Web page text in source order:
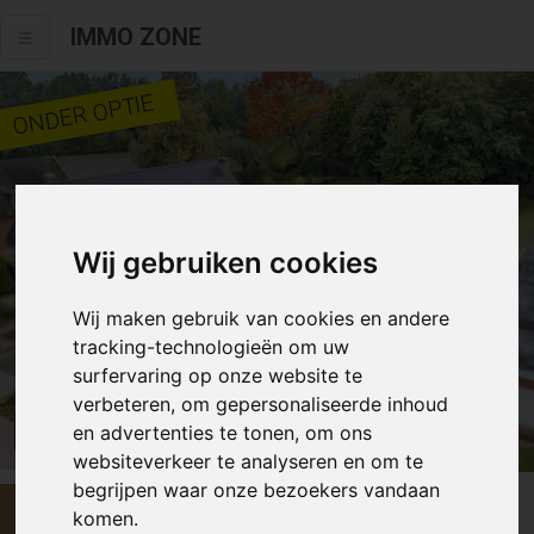
Wij gebruiken cookies
Wij maken gebruik van cookies en andere
tracking-technologieën om uw
surfervaring op onze website te
verbeteren, om gepersonaliseerde inhoud
en advertenties te tonen, om ons
websiteverkeer te analyseren en om te
begrijpen waar onze bezoekers vandaan
komen.
IMMO ZONE
ONDER OPTIE
Alle fotos
€ 299 000